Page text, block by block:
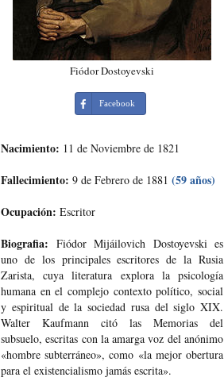
Fiódor Dostoyevski
Facebook
Nacimiento: 11 de Noviembre de 1821
Fallecimiento: 9 de Febrero de 1881 (59 años)
Ocupación: Escritor
Biografia: Fiódor Mijáilovich Dostoyevski es
uno de los principales escritores de la Rusia
Zarista, cuya literatura explora la psicología
humana en el complejo contexto político, social
y espiritual de la sociedad rusa del siglo XIX.
Walter Kaufmann citó las Memorias del
subsuelo, escritas con la amarga voz del anónimo
«hombre subterráneo», como «la mejor obertura
para el existencialismo jamás escrita».